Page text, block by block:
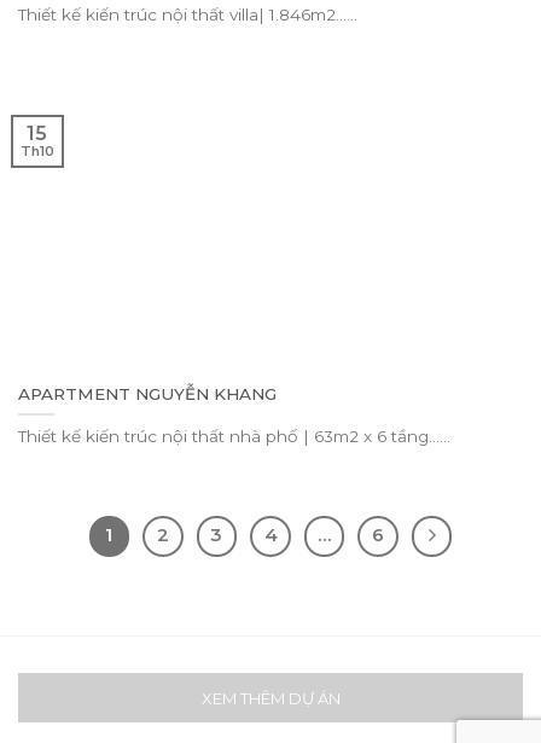
Thiết kế kiến trúc nội thất villa| 1.846m2......
APARTMENT NGUYỄN KHANG
Thiết kế kiến trúc nội thất nhà phố | 63m2 x 6 tầng......
15
Th10
1 2 3 4 … 6
XEM THÊM DỰ ÁN